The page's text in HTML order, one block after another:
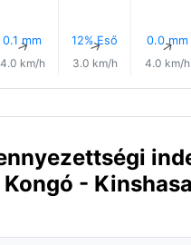
0.1 mm
↑
4.0 km/h
12% Eső
↑
3.0 km/h
0.0 mm
↑
4.0 km/h
Kongó -